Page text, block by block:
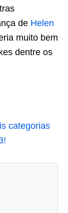
de Helen
muito bem
dentre os
categorias